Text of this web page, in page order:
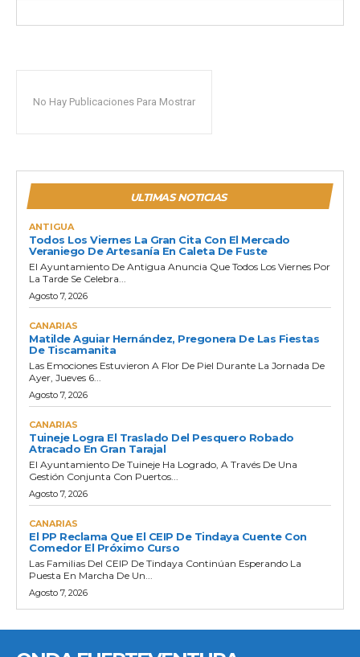
No Hay Publicaciones Para Mostrar
ULTIMAS NOTICIAS
ANTIGUA
Todos Los Viernes La Gran Cita Con El Mercado
Veraniego De Artesanía En Caleta De Fuste
El Ayuntamiento De Antigua Anuncia Que Todos Los Viernes Por
La Tarde Se Celebra...
Agosto 7, 2026
CANARIAS
Matilde Aguiar Hernández, Pregonera De Las Fiestas
De Tiscamanita
Las Emociones Estuvieron A Flor De Piel Durante La Jornada De
Ayer, Jueves 6...
Agosto 7, 2026
CANARIAS
Tuineje Logra El Traslado Del Pesquero Robado
Atracado En Gran Tarajal
El Ayuntamiento De Tuineje Ha Logrado, A Través De Una
Gestión Conjunta Con Puertos...
Agosto 7, 2026
CANARIAS
El PP Reclama Que El CEIP De Tindaya Cuente Con
Comedor El Próximo Curso
Las Familias Del CEIP De Tindaya Continúan Esperando La
Puesta En Marcha De Un...
Agosto 7, 2026